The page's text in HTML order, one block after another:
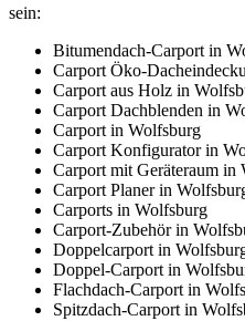
sein:
Bitumendach-Carport in
Carport Öko-
Carport aus Holz in
Carport Dachblenden in
Carport in Wolfsburg
Carport Konfigurator in
Carport mit Geräteraum in
Carport Planer in
Carports in Wolfsburg
Carport-Zubehör in
Doppelcarport in
Doppel-Carport in
Flachdach-Carport in
Spitzdach-Carport in